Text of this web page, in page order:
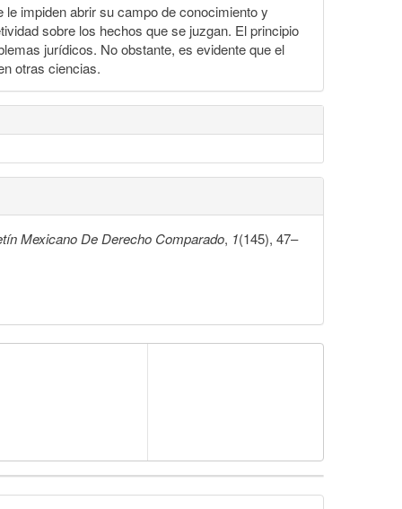
impiden abrir su campo de conocimiento y
sobre los hechos que se juzgan. El principio
jurídicos. No obstante, es evidente que el
otras ciencias.
Mexicano De Derecho Comparado, 1(145), 47–